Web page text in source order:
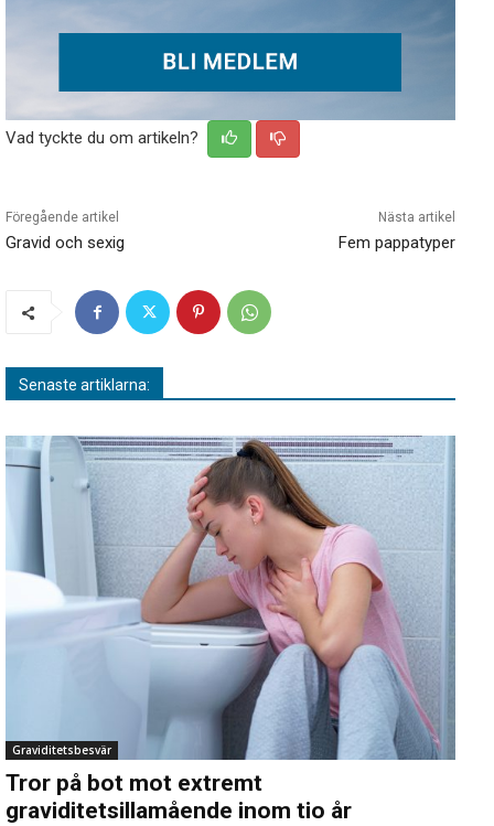
Vad tyckte du om artikeln?
Föregående artikel
Gravid och sexig
Nästa artikel
Fem pappatyper
Senaste artiklarna:
Graviditetsbesvär
Tror på bot mot extremt
graviditetsillamående inom tio år